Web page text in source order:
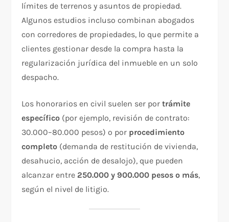
límites de terrenos y asuntos de propiedad.
Algunos estudios incluso combinan abogados
con corredores de propiedades, lo que permite a
clientes gestionar desde la compra hasta la
regularización jurídica del inmueble en un solo
despacho.
Los honorarios en civil suelen ser portrámite
específico (por ejemplo, revisión de contrato:
30.000–80.000 pesos) o por procedimiento
completo (demanda de restitución de vivienda,
desahucio, acción de desalojo), que pueden
alcanzar entre 250.000 y 900.000 pesos o más,
según el nivel de litigio.